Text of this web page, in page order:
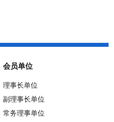
会员单位
理事长单位
副理事长单位
常务理事单位